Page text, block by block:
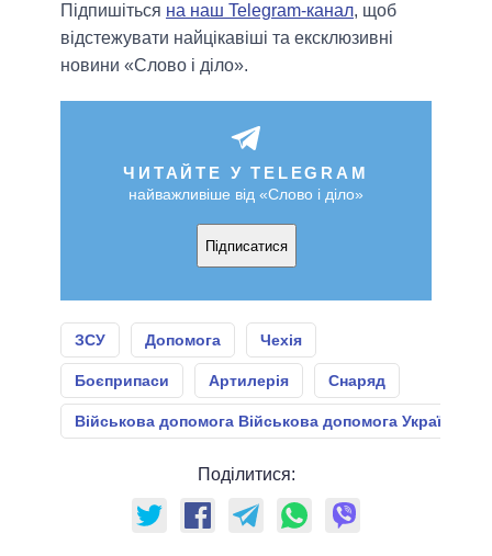
Підпишіться на наш Telegram-канал, щоб
відстежувати найцікавіші та ексклюзивні
новини «Слово і діло».
ЧИТАЙТЕ У TELEGRAM
найважливіше від «Слово і діло»
Підписатися
ЗСУ Допомога Чехія
Боєприпаси Артилерія Снаряд
Військова допомога Військова допомога Україні
Поділитися: